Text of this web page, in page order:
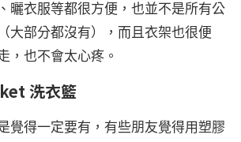
曬衣服等都很方便，也並不是所有公
大部分都沒有），而且衣架也很便
，也不會太心疼。
洗衣籃
覺得一定要有，有些朋友覺得用塑膠